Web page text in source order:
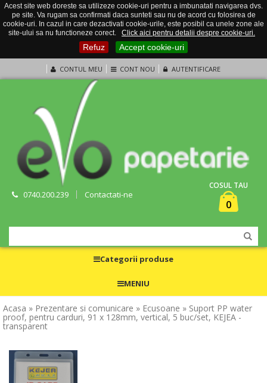
Acest site web doreste sa utilizeze cookie-uri pentru a imbunatati navigarea dvs.
pe site. Va rugam sa confirmati daca sunteti sau nu de acord cu folosirea de
cookie-uri. In cazul in care dezactivati cookie-urile, este posibil ca unele zone ale
site-ului sa nu functioneze corect.
Click aici pentru detalii despre cookie-uri.
Refuz Accept cookie-uri
CONTUL MEU CONT NOU AUTENTIFICARE
0740.200.239 Contactati-ne
COSUL TAU
0
Categorii produse
MENIU
Acasa » Prezentare si comunicare » Ecusoane » Suport PP water
proof, pentru carduri, 91 x 128mm, vertical, 5 buc/set, KEJEA -
transparent